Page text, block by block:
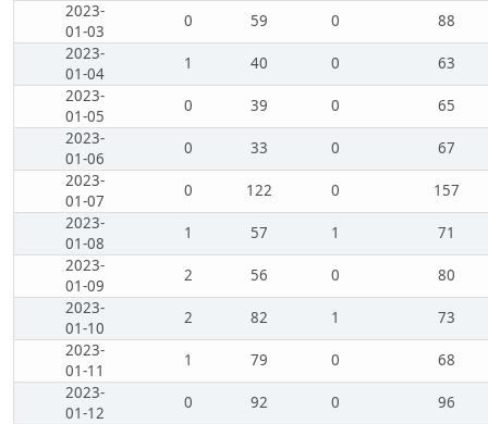
2023-
01-03
0 59 0
88
2023-
01-04
1 40 0
63
2023-
01-05
0 39 0
65
2023-
01-06
0 33 0
67
2023-
01-07
0 122 0
157
2023-
01-08
1 57 1
71
2023-
01-09
2 56 0
80
2023-
01-10
2 82 1
73
2023-
01-11
1 79 0
68
2023-
01-12
0 92 0
96